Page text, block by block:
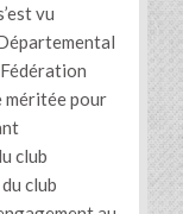
vu
méritée pour
club
du club